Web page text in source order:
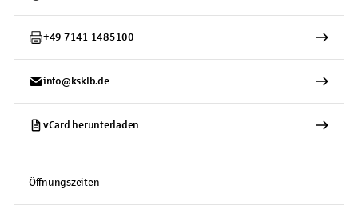
+49 7141 1485100
info@ksklb.de
vCard herunterladen
Öffnungszeiten